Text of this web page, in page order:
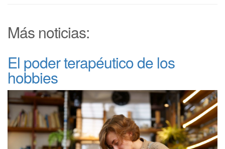
Más noticias:
El poder terapéutico de los
hobbies